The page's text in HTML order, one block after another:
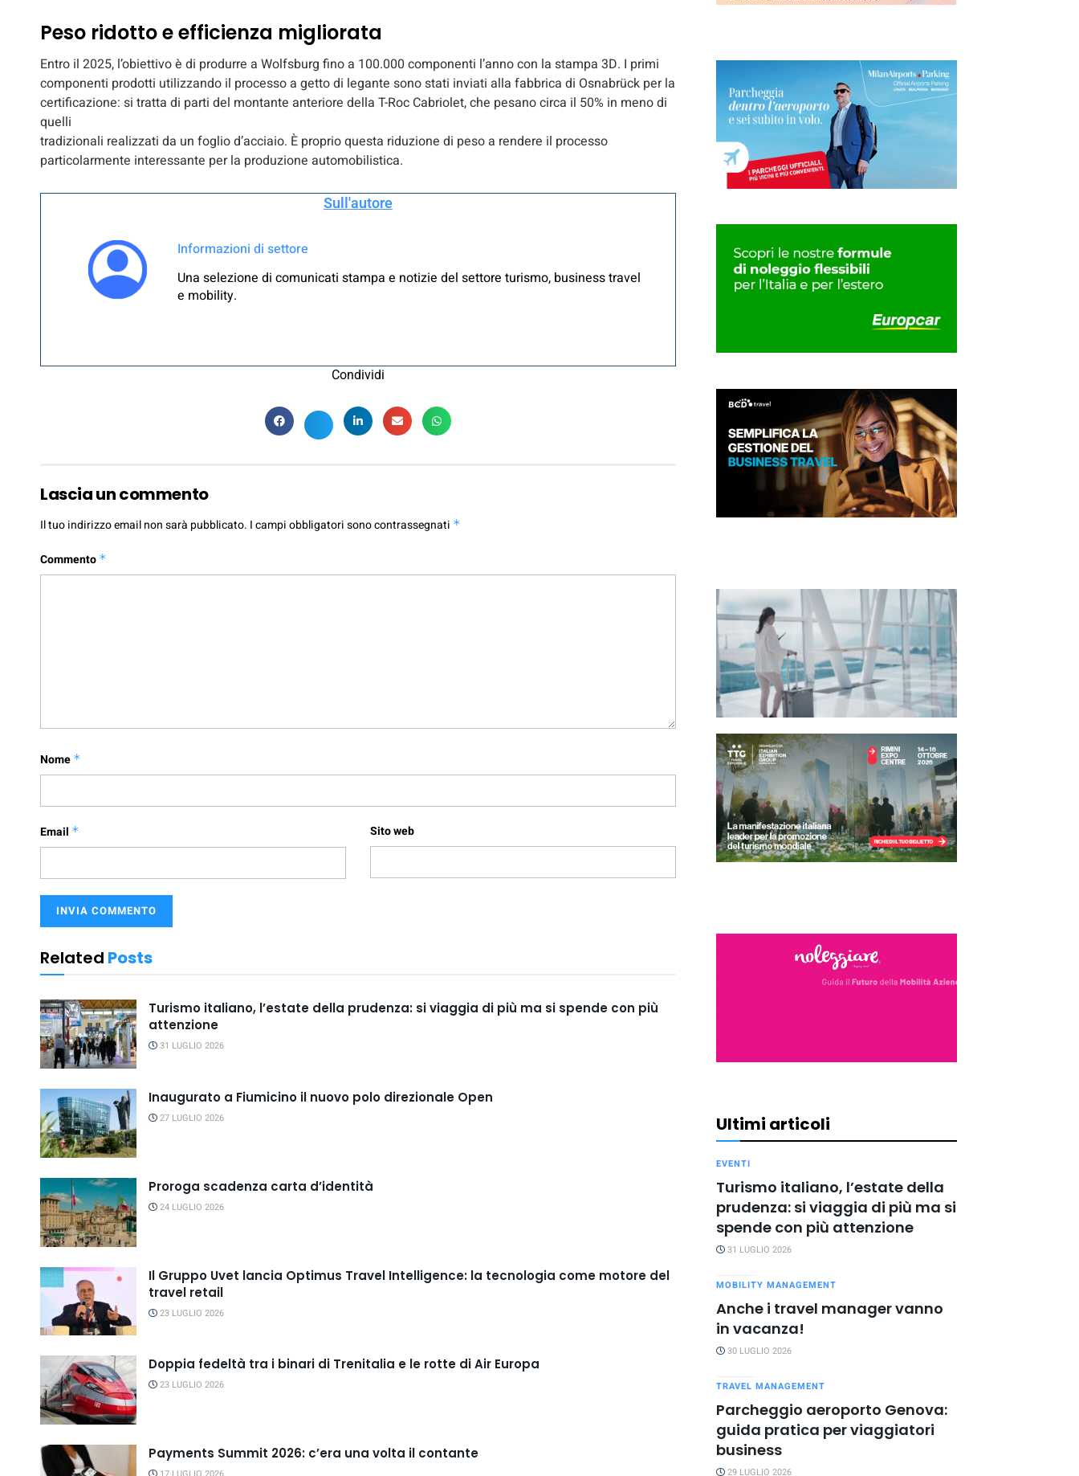
Peso ridotto e efficienza migliorata
Entro il 2025, l’obiettivo è di produrre a Wolfsburg fino a 100.000 componenti l’anno con la stampa 3D. I primi
componenti prodotti utilizzando il processo a getto di legante sono stati inviati alla fabbrica di Osnabrück per la
certificazione: si tratta di parti del montante anteriore della T-Roc Cabriolet, che pesano circa il 50% in meno di
quelli
tradizionali realizzati da un foglio d’acciaio. È proprio questa riduzione di peso a rendere il processo
particolarmente interessante per la produzione automobilistica.
Sull'autore
Informazioni di settore
Una selezione di comunicati stampa e notizie del settore turismo, business travel
e mobility.
Condividi
Lascia un commento
Il tuo indirizzo email non sarà pubblicato. I campi obbligatori sono contrassegnati *
Commento *
Nome *
Email * Sito web
Related Posts
Turismo italiano, l’estate della prudenza: si viaggia di più ma si spende con più
attenzione
31 LUGLIO 2026
Inaugurato a Fiumicino il nuovo polo direzionale Open
27 LUGLIO 2026
Proroga scadenza carta d’identità
24 LUGLIO 2026
Il Gruppo Uvet lancia Optimus Travel Intelligence: la tecnologia come motore del
travel retail
23 LUGLIO 2026
Doppia fedeltà tra i binari di Trenitalia e le rotte di Air Europa
23 LUGLIO 2026
Payments Summit 2026: c’era una volta il contante
Ultimi articoli
EVENTI
Turismo italiano, l’estate della
prudenza: si viaggia di più ma si
spende con più attenzione
31 LUGLIO 2026
MOBILITY MANAGEMENT
Anche i travel manager vanno
in vacanza!
30 LUGLIO 2026
TRAVEL MANAGEMENT
Parcheggio aeroporto Genova:
guida pratica per viaggiatori
business
29 LUGLIO 2026